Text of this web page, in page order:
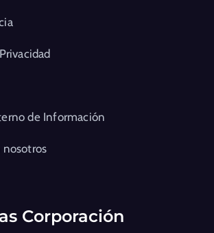
de Información
nosotros
Corporación